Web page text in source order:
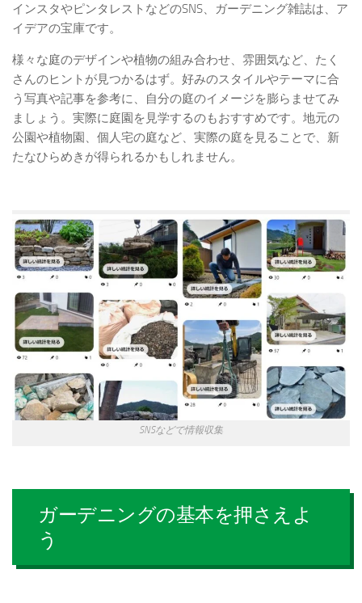
インスタやピンタレストなどのSNS、ガーデニング雑誌は、ア
イデアの宝庫です。
様々な庭のデザインや植物の組み合わせ、雰囲気など、たく
さんのヒントが見つかるはず。好みのスタイルやテーマに合
う写真や記事を参考に、自分の庭のイメージを膨らませてみ
ましょう。実際に庭園を見学するのもおすすめです。地元の
公園や植物園、個人宅の庭など、実際の庭を見ることで、新
たなひらめきが得られるかもしれません。
SNSなどで情報収集
ガーデニングの基本を押さえよ
う